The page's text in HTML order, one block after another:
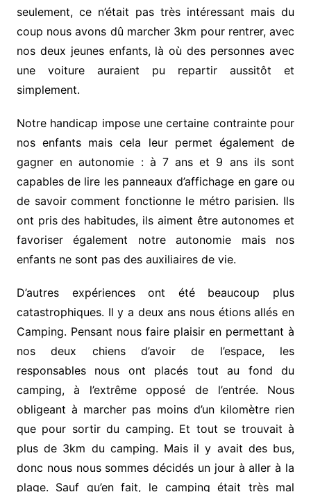
seulement, ce n’était pas très intéressant mais du
coup nous avons dû marcher 3km pour rentrer, avec
nos deux jeunes enfants, là où des personnes avec
une voiture auraient pu repartir aussitôt et
simplement.
Notre handicap impose une certaine contrainte pour
nos enfants mais cela leur permet également de
gagner en autonomie : à 7 ans et 9 ans ils sont
capables de lire les panneaux d’affichage en gare ou
de savoir comment fonctionne le métro parisien. Ils
ont pris des habitudes, ils aiment être autonomes et
favoriser également notre autonomie mais nos
enfants ne sont pas des auxiliaires de vie.
D’autres expériences ont été beaucoup plus
catastrophiques. Il y a deux ans nous étions allés en
Camping. Pensant nous faire plaisir en permettant à
nos deux chiens d’avoir de l’espace, les
responsables nous ont placés tout au fond du
camping, à l’extrême opposé de l’entrée. Nous
obligeant à marcher pas moins d’un kilomètre rien
que pour sortir du camping. Et tout se trouvait à
plus de 3km du camping. Mais il y avait des bus,
donc nous nous sommes décidés un jour à aller à la
plage. Sauf qu’en fait, le camping était très mal